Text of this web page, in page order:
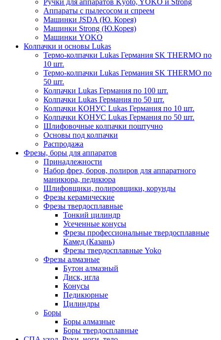
Ручки для аппаратов Kyoto, YOKO и Strong
Аппараты с пылесосом и спреем
Машинки JSDA (Ю. Корея)
Машинки Strong (Ю.Корея)
Машинки YOKO
Колпачки и основы Lukas
Термо-колпачки Lukas Германия SK THERMO по
10 шт.
Термо-колпачки Lukas Германия SK THERMO по
50 шт.
Колпачки Lukas Германия по 100 шт.
Колпачки Lukas Германия по 50 шт.
Колпачки КОНУС Lukas Германия по 10 шт.
Колпачки КОНУС Lukas Германия по 50 шт.
Шлифовочные колпачки поштучно
Основы под колпачки
Распродажа
Фрезы, боры для аппаратов
Принадлежности
Набор фрез, боров, полиров для аппаратного
маникюра, педикюра
Шлифовщики, полировщики, корунды
Фрезы керамические
Фрезы твердосплавные
Тонкий цилиндр
Усеченные конусы
Фрезы профессиональные твердосплавные
Камед (Казань)
Фрезы твердосплавные Yoko
Фрезы алмазные
Бутон алмазный
Диск, игла
Конусы
Педикюрные
Цилиндры
Боры
Боры алмазные
Боры твердосплавные